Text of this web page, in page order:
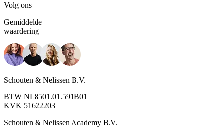
Volg ons
Gemiddelde
waardering
Schouten & Nelissen B.V.
BTW NL8501.01.591B01
KVK 51622203
Schouten & Nelissen Academy B.V.